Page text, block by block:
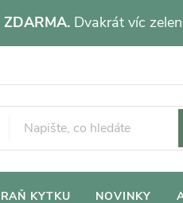
ZDARMA. Dvakrát víc
KYTKU NOVINKY